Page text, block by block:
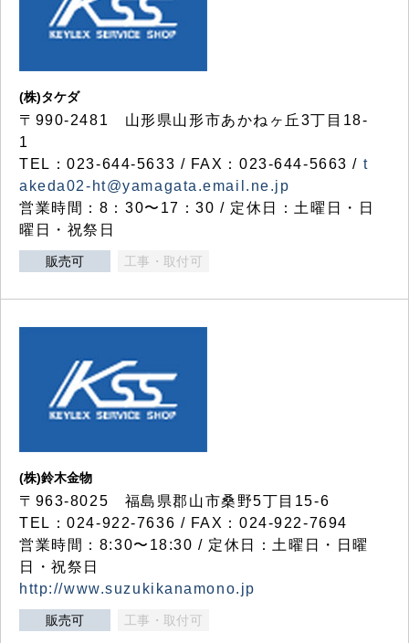
(株)タケダ
〒990-2481 山形県山形市あかねヶ丘3丁目18-
1
TEL：023-644-5633 / FAX：023-644-5663 / t
akeda02-ht@yamagata.email.ne.jp
営業時間：8：30〜17：30 / 定休日：土曜日・日
曜日・祝祭日
販売可 工事・取付可
(株)鈴木金物
〒963-8025 福島県郡山市桑野5丁目15-6
TEL：024-922-7636 / FAX：024-922-7694
営業時間：8:30〜18:30 / 定休日：土曜日・日曜
日・祝祭日
http://www.suzukikanamono.jp
販売可 工事・取付可